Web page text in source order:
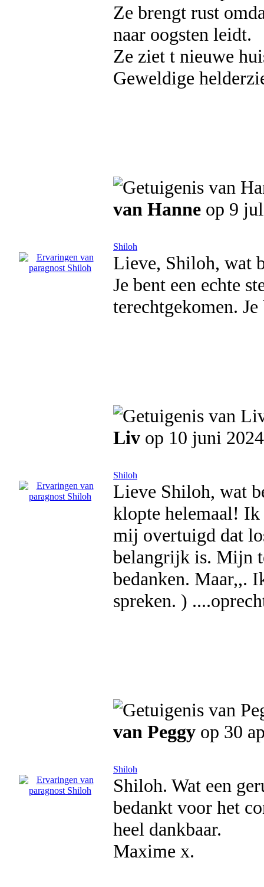
Ze brengt rust
naar oogsten leidt.
Ze ziet t nieuwe
Geweldige
van Hanne op 9
Shiloh
Lieve, Shiloh, wat
Je bent een echte
terechtgekomen.
Liv op 10 juni 2024
Shiloh
Lieve Shiloh, wat
klopte helemaal! Ik
mij overtuigd dat
belangrijk is. Mijn
bedanken. Maar,,.
spreken. )
van Peggy op 30
Shiloh
Shiloh. Wat een
bedankt voor het
heel dankbaar.
Maxime x.